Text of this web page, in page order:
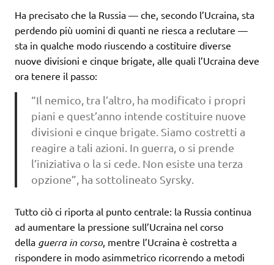
Ha precisato che la Russia — che, secondo l’Ucraina, sta
perdendo più uomini di quanti ne riesca a reclutare —
sta in qualche modo riuscendo a costituire diverse
nuove divisioni e cinque brigate, alle quali l’Ucraina deve
ora tenere il passo:
“Il nemico, tra l’altro, ha modificato i propri
piani e quest’anno intende costituire nuove
divisioni e cinque brigate. Siamo costretti a
reagire a tali azioni. In guerra, o si prende
l’iniziativa o la si cede. Non esiste una terza
opzione”, ha sottolineato Syrsky.
Tutto ciò ci riporta al punto centrale: la Russia continua
ad aumentare la pressione sull’Ucraina nel corso
della guerra in corso, mentre l’Ucraina è costretta a
rispondere in modo asimmetrico ricorrendo a metodi